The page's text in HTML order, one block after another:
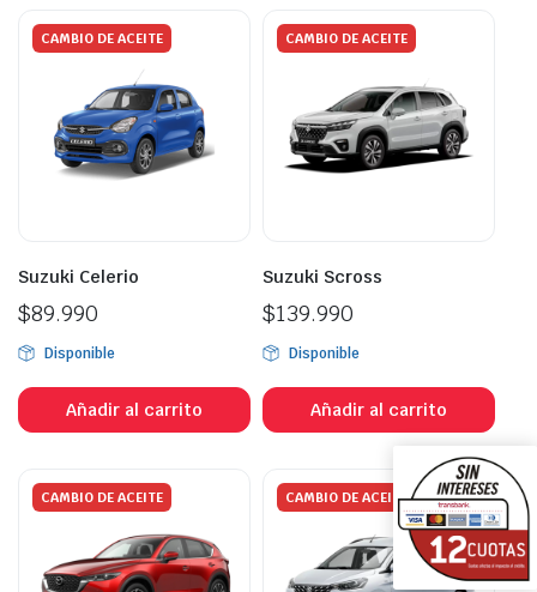
CAMBIO DE ACEITE
Suzuki Celerio
$89.990
Disponible
Añadir al carrito
CAMBIO DE ACEITE
Suzuki Scross
$139.990
Disponible
Añadir al carrito
CAMBIO DE ACEITE CAMBIO DE ACEITE